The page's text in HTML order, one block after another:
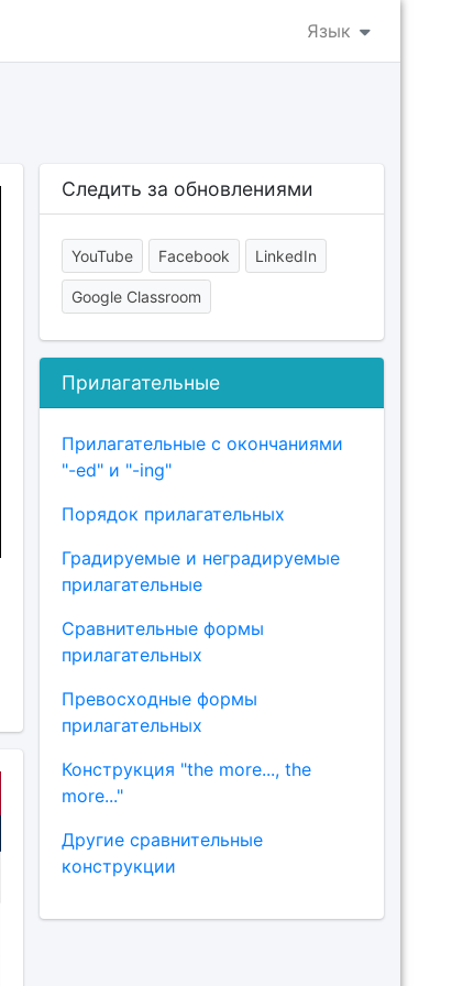
Язык
Следить за обновлениями
YouTube Facebook LinkedIn
Google Classroom
Прилагательные
Прилагательные с окончаниями
"-ed" и "-ing"
Порядок прилагательных
Градируемые и неградируемые
прилагательные
Сравнительные формы
прилагательных
Превосходные формы
прилагательных
Конструкция "the more..., the
more..."
Другие сравнительные
конструкции